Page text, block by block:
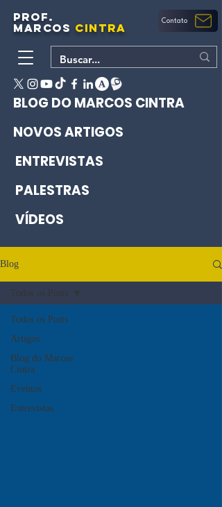
PROF.
MARCOS CINTRA Contato
BLOG DO MARCOS CINTRA
NOVOS ARTIGOS
ENTREVISTAS
PALESTRAS
VÍDEOS
Blog
Todos os Posts
Artigos
Blog do Marcos
Cintra
Eventos
Entrevistas
Todos os Posts